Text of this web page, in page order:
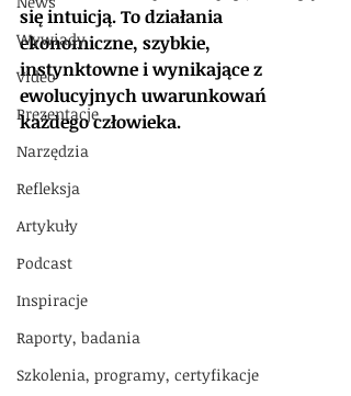
Wywiady
Video
Prezentacje
Narzędzia
Refleksja
Artykuły
Podcast
Inspiracje
Raporty, badania
Szkolenia, programy, certyfikacje
się intuicją. To działania
ekonomiczne, szybkie,
instynktowne i wynikające z
ewolucyjnych uwarunkowań
każdego człowieka.